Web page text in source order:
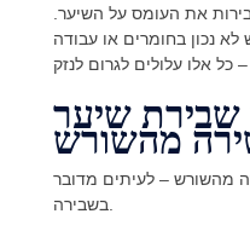
את העומס על השיער.
נכון בחומרים או עבודה
שבירת שיער
מהשורש
מהשורש – לעיתים מדובר
בשבירה.